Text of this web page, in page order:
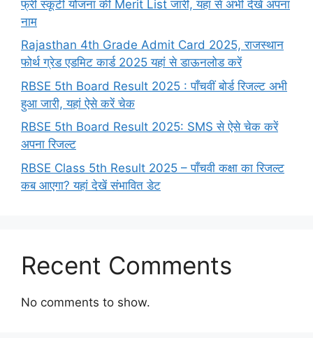
फ्री स्कूटी योजना की Merit List जारी, यहां से अभी देखें अपना
नाम
Rajasthan 4th Grade Admit Card 2025, राजस्थान
फोर्थ ग्रेड एडमिट कार्ड 2025 यहां से डाऊनलोड करें
RBSE 5th Board Result 2025 : पाँचवीं बोर्ड रिजल्ट अभी
हुआ जारी, यहां ऐसे करें चेक
RBSE 5th Board Result 2025: SMS से ऐसे चेक करें
अपना रिजल्ट
RBSE Class 5th Result 2025 – पाँचवी कक्षा का रिजल्ट
कब आएगा? यहां देखें संभावित डेट
Recent Comments
No comments to show.